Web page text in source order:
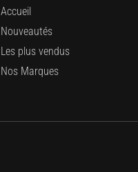
Accueil
Nouveautés
Les plus vendus
Nos Marques